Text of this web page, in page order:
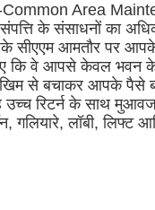
Area
संपत्ति के संसाधनों का
आमतौर पर आपके
कि वे आपसे केवल भवन
से बचाकर आपके पैसे
रिटर्न के साथ
गलियारे, लॉबी, लिफ्ट